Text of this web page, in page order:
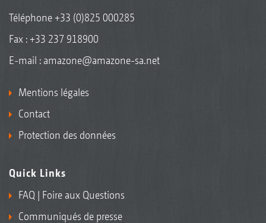
Téléphone+33 (0)825 000285
Fax : +33 237 918900
E-mail : amazone@amazone-sa.net
Mentions légales
Contact
Protection des données
Quick Links
FAQ | Foire aux Questions
Communiqués de presse